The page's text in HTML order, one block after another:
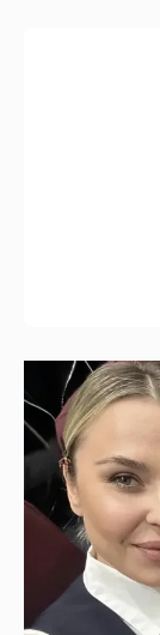
"Не буду её
которой